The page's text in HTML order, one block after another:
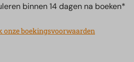
binnen 14 dagen na boeken*
onze boekingsvoorwaarden